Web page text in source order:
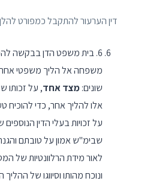
דין הערעור להתקבל כמפורט
6. בית משפט הדן בבקשה
משפחה אל הליך משפטי אחר
שונים:מצד אחד, על זכותו
אלו להליך אחר, כדי להוכיח
על זכויות בעלי הדין
שבימ"ש אמון על טובתם
לאור מידת הרלוונטיות של
ונוכח מהותו וסיווגו של